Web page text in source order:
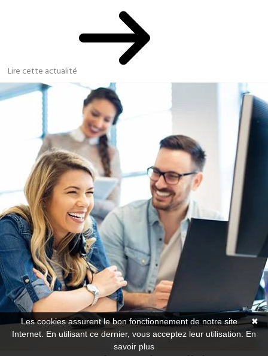
Lire cette actualité
✖
Les cookies assurent le bon fonctionnement de notre site
Internet. En utilisant ce dernier, vous acceptez leur utilisation. En
savoir plus